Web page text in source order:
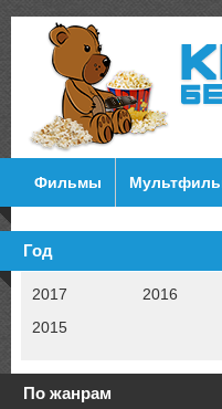
Фильмы
Год
2017
2016
2015
По жанрам